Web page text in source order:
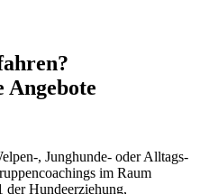
Angebote
, Junghunde- oder Alltags-
im Raum
der Hundeerziehung,